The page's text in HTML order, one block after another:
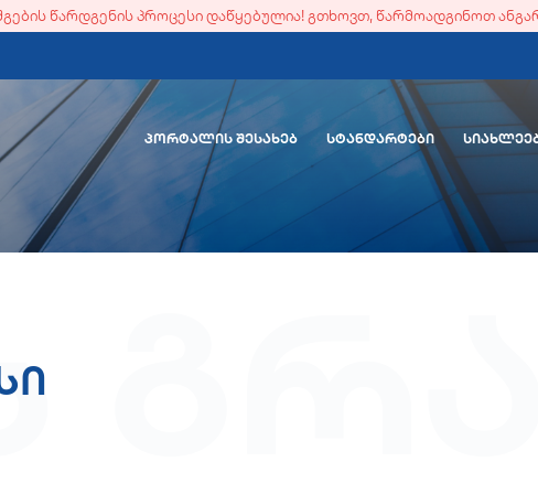
წარდგენის პროცესი დაწყებულია! გთხოვთ, წარმოადგინოთ
ᲞᲝᲠᲢᲐᲚᲘᲡ ᲨᲔᲡᲐᲮᲔᲑ ᲡᲢᲐᲜᲓᲐᲠᲢᲔᲑᲘ